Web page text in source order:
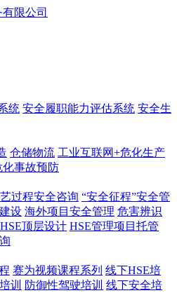
统 安全履职能力评估系统 安全生
仓储物流 工业互联网+危化生产
化事故预防
过程安全咨询 “安全征程”安全管
设 海外项目安全管理 危害辨识
顶层设计 HSE管理项目托管
赛为视频课程系列 线下HSE培
训 防御性驾驶培训 线下安全培